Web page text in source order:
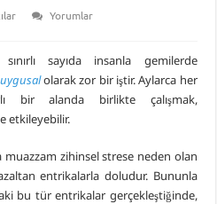
Yorumlar
sayıda insanla gemilerde
olarak zor bir iştir. Aylarca her
bir alanda birlikte çalışmak,
etkileyebilir.
muazzam zihinsel strese neden olan
entrikalarla doludur. Bununla
bu tür entrikalar gerçekleştiğinde,